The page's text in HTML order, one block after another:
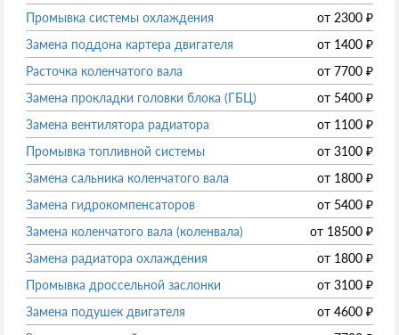
Промывка системы охлаждения
от 2300 ₽
Замена поддона картера двигателя
от 1400 ₽
Расточка коленчатого вала
от 7700 ₽
Замена прокладки головки блока (ГБЦ)
от 5400 ₽
Замена вентилятора радиатора
от 1100 ₽
Промывка топливной системы
от 3100 ₽
Замена сальника коленчатого вала
от 1800 ₽
Замена гидрокомпенсаторов
от 5400 ₽
Замена коленчатого вала (коленвала)
от 18500 ₽
Замена радиатора охлаждения
от 1800 ₽
Промывка дроссельной заслонки
от 3100 ₽
Замена подушек двигателя
от 4600 ₽